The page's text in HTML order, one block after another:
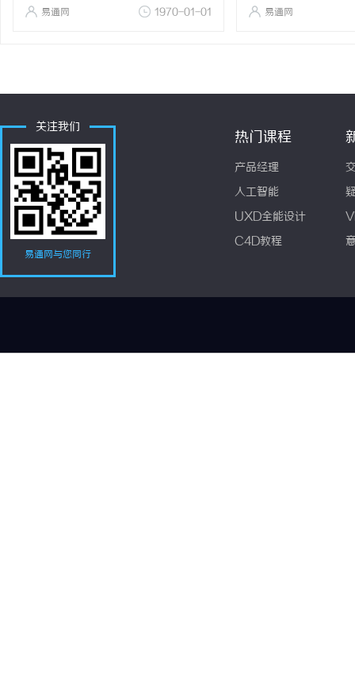
易通网 1970-01-01 易通网
关注我们
易通网与您同行
热门课程
产品经理
人工智能
UXD全能设计
C4D教程